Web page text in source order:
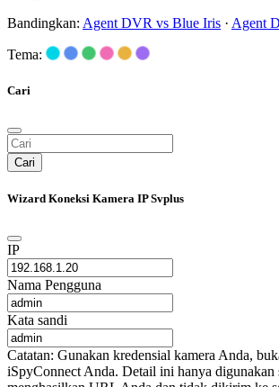
Bandingkan: Agent DVR vs Blue Iris · Agent
Tema:
Cari
Cari
Wizard Koneksi Kamera IP Svplus
IP
Nama Pengguna
Kata sandi
Catatan: Gunakan kredensial kamera Anda,
iSpyConnect Anda. Detail ini hanya digunakan